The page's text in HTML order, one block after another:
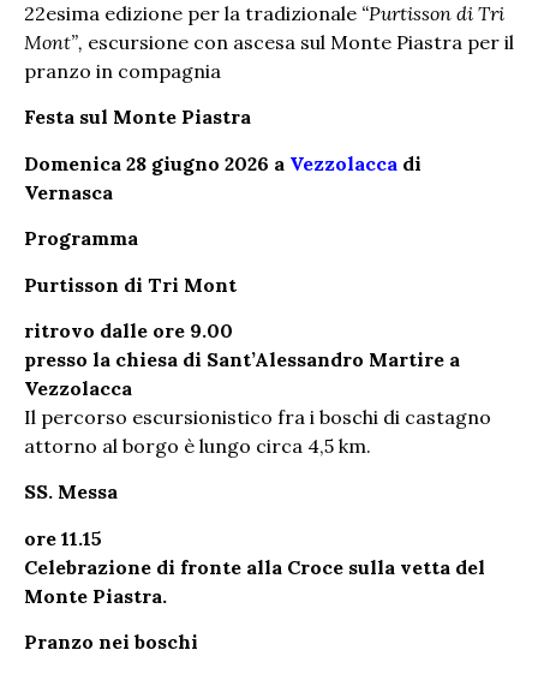
22esima edizione per la tradizionale “Purtisson di Tri
Mont”, escursione con ascesa sul Monte Piastra per il
pranzo in compagnia
Festa sul Monte Piastra
Domenica 28 giugno 2026 a Vezzolacca di
Vernasca
Programma
Purtisson di Tri Mont
ritrovo dalle ore 9.00
presso la chiesa di Sant’Alessandro Martire a
Vezzolacca
Il percorso escursionistico fra i boschi di castagno
attorno al borgo è lungo circa 4,5 km.
SS. Messa
ore 11.15
Celebrazione di fronte alla Croce sulla vetta del
Monte Piastra.
Pranzo nei boschi